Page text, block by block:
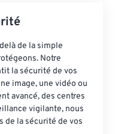
de la simple
Notre
la sécurité de vos
image, une vidéo ou
avancé, des centres
vigilante, nous
de la sécurité de vos